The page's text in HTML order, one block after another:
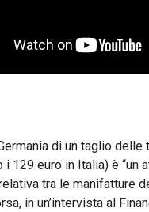
di un taglio
i 129 euro in Italia) è
tra le manifatture
in un’intervista al